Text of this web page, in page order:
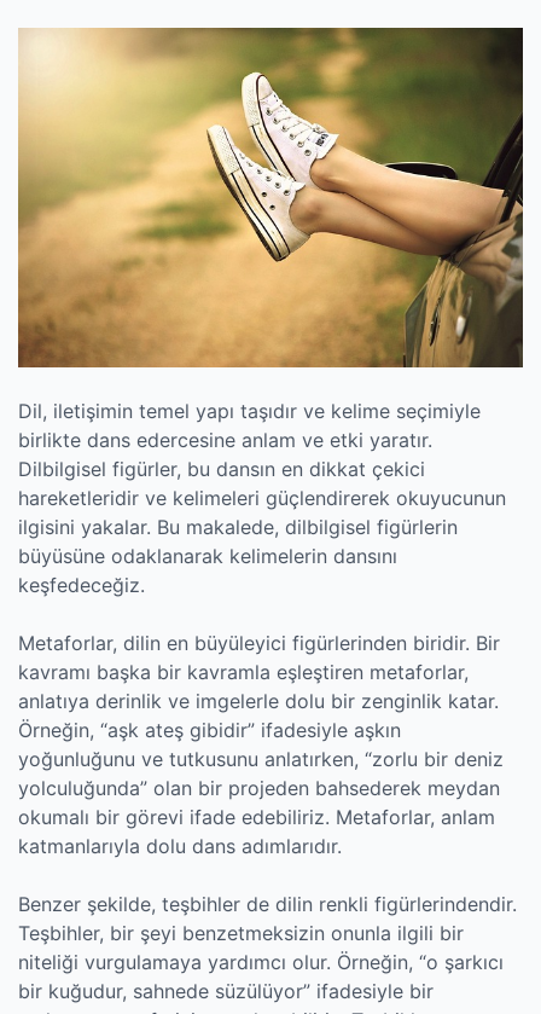
Dil, iletişimin temel yapı taşıdır ve kelime seçimiyle
birlikte dans edercesine anlam ve etki yaratır.
Dilbilgisel figürler, bu dansın en dikkat çekici
hareketleridir ve kelimeleri güçlendirerek okuyucunun
ilgisini yakalar. Bu makalede, dilbilgisel figürlerin
büyüsüne odaklanarak kelimelerin dansını
keşfedeceğiz.
Metaforlar, dilin en büyüleyici figürlerinden biridir. Bir
kavramı başka bir kavramla eşleştiren metaforlar,
anlatıya derinlik ve imgelerle dolu bir zenginlik katar.
Örneğin, “aşk ateş gibidir” ifadesiyle aşkın
yoğunluğunu ve tutkusunu anlatırken, “zorlu bir deniz
yolculuğunda” olan bir projeden bahsederek meydan
okumalı bir görevi ifade edebiliriz. Metaforlar, anlam
katmanlarıyla dolu dans adımlarıdır.
Benzer şekilde, teşbihler de dilin renkli figürlerindendir.
Teşbihler, bir şeyi benzetmeksizin onunla ilgili bir
niteliği vurgulamaya yardımcı olur. Örneğin, “o şarkıcı
bir kuğudur, sahnede süzülüyor” ifadesiyle bir